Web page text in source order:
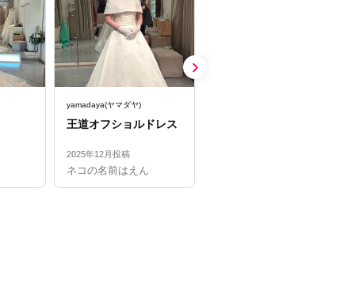
yamadaya(ヤマダヤ)
王道オフショルドレス
2025年12月投稿
ネコの名前はえん